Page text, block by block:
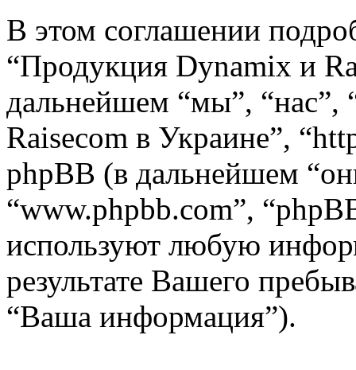
В этом соглашении
“Продукция Dynamix и
дальнейшем “мы”,
Raisecom в Украине”,
phpBB (в дальнейшем
“www.phpbb.com”,
используют любую
результате Вашего
“Ваша информация”).